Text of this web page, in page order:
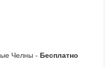
Челны - Бесплатно